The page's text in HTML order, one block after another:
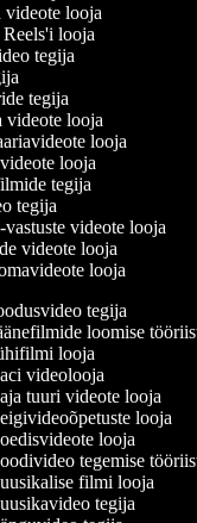
videote looja
Reels'i looja
tegija
tegija
videote looja
looja
looja
tegija
tegija
vastuste videote looja
videote looja
looja
tegija
loomise tööriist
looja
videolooja
tuuri videote looja
looja
looja
tegemise tööriist
filmi looja
tegija